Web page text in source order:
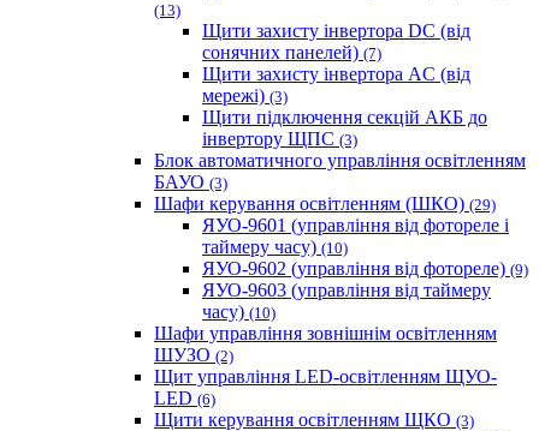
(13)
Щити захисту інвертора DC (від
сонячних панелей) (7)
Щити захисту інвертора AC (від
мережі) (3)
Щити підключення секцій АКБ до
інвертору ЩПС (3)
Блок автоматичного управління освітленням
БАУО (3)
Шафи керування освітленням (ШКО) (29)
ЯУО-9601 (управління від фотореле і
таймеру часу) (10)
ЯУО-9602 (управління від фотореле) (9)
ЯУО-9603 (управління від таймеру
часу) (10)
Шафи управління зовнішнім освітленням
ШУЗО (2)
Щит управління LED-освітленням ЩУО-
LED (6)
Щити керування освітленням ЩКО (3)